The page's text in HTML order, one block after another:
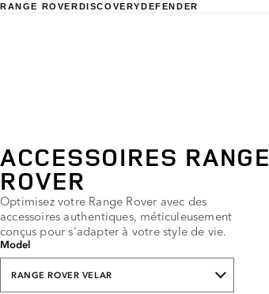
RANGE ROVERDISCOVERYDEFENDER
ACCESSOIRES RANGE
ROVER
Optimisez votre Range Rover avec des
accessoires authentiques, méticuleusement
conçus pour s'adapter à votre style de vie.
Model
RANGE ROVER VELAR